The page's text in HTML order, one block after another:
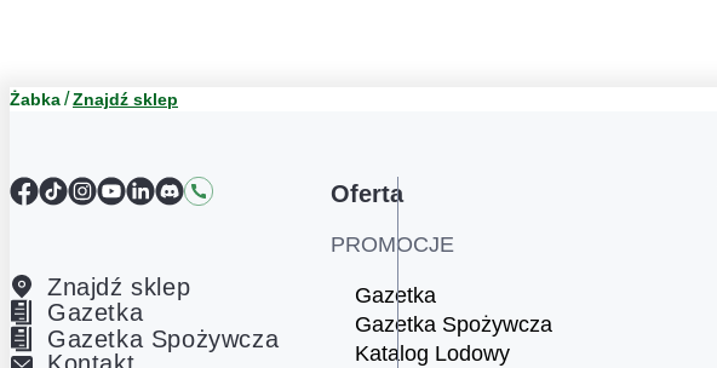
Żabka Znajdź sklep
Facebook
TikTokInstagram
YouTube
LinkedIn
DiscordKontakt
Znajdź sklep
Gazetka
Gazetka Spożywcza
Oferta
PROMOCJE
Gazetka
Gazetka Spożywcza
Katalog Lodowy